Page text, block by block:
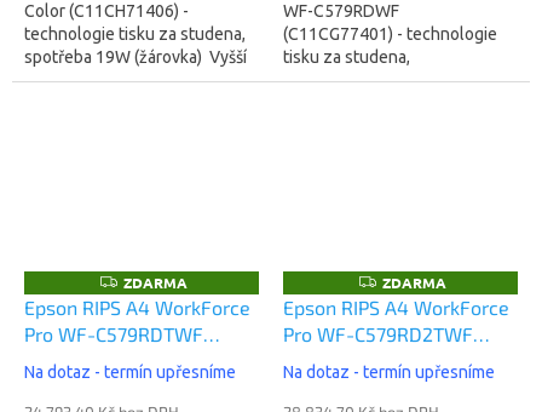
Color (C11CH71406) -
technologie tisku za studena,
spotřeba 19W (žárovka) Vyšší
model z řady L15150 a L15160
WF-C579RDWF
(C11CG77401) - technologie
tisku za studena,
nesmazatelný inkoustový tisk,
Z
D
A
R
A
ZDARMA
Epson RIPS A4 WorkForce
Pro WF-C579RDTWF
(C11CG77401BB)
Na dotaz - termín upřesníme
Z
D
A
R
A
ZDARMA
Epson RIPS A4 WorkForce
Pro WF-C579RD2TWF
(C11CG77401BR)
Na dotaz - termín upřesníme